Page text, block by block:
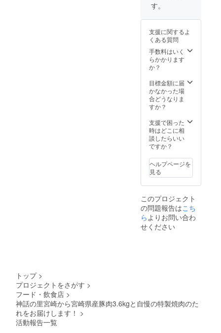
（410
す。
支援に関するよ
くある質問
手数料はいく
らかかります
か？
目標金額に届
かなかった場
合どうなりま
すか？
支援で困った
時はどこに相
談したらいい
ですか？
ヘルプページを
見る
このプロジェクト
の問題報告はこち
らよりお問い合わ
せください
トップ >
プロジェクトをさがす >
フード・飲食店 >
神話の里宮崎から宮崎県産豚肉3.6kgと自慢の特製焼肉のた
れをお届けします！ >
活動報告一覧